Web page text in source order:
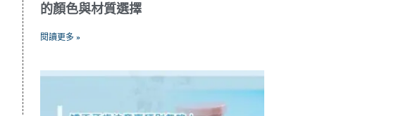
的顏色與材質選擇
閱讀更多 »